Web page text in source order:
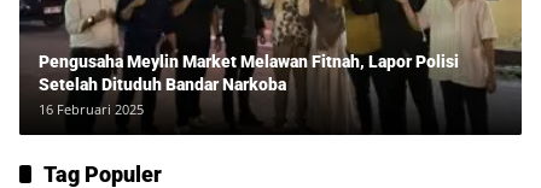
Pengusaha Meylin Market Melawan Fitnah, Lapor Polisi
Setelah Dituduh Bandar Narkoba
16 Februari 2025
Tag Populer